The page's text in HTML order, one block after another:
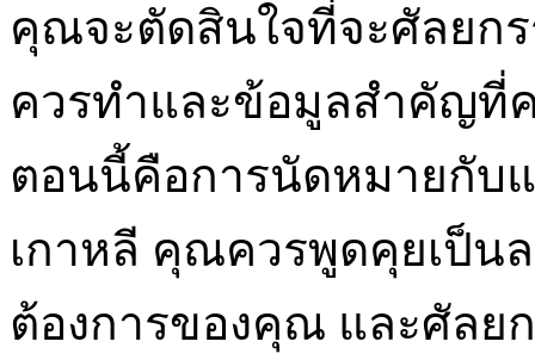
คุณจะตัดสินใจที่จะศัลยก
ควรทำและข้อมูลสำคัญที่
ตอนนี้คือการนัดหมายกับ
เกาหลี คุณควรพูดคุยเป็น
ต้องการของคุณ และศัล